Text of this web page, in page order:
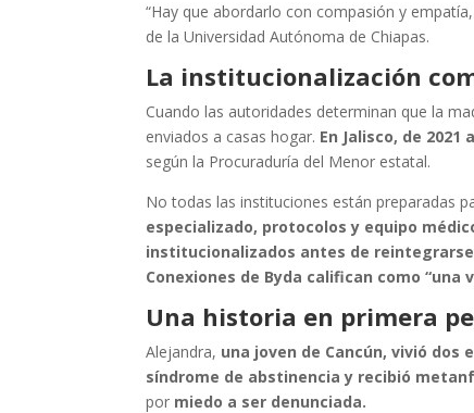
“Hay que abordarlo con compasión y
de la Universidad Autónoma de Chiapas.
La institucionalización
Cuando las autoridades determinan que la
enviados a casas hogar. En Jalisco, de 2021
según la Procuraduría del Menor estatal.
No todas las instituciones están preparadas
especializado, protocolos y equipo
institucionalizados antes de
Conexiones de Byda califican como “una
Una historia en primera
Alejandra, una joven de Cancún, vivió dos
síndrome de abstinencia y recibió
por miedo a ser denunciada.